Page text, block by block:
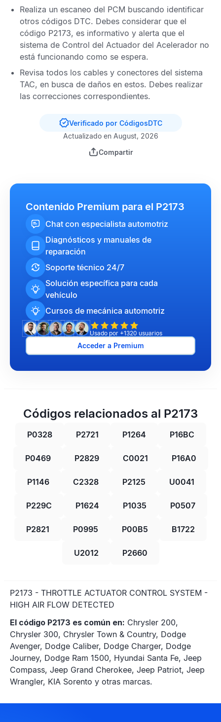
Realiza un escaneo del PCM buscando identificar
otros códigos DTC. Debes considerar que el
código P2173, es informativo y alerta que el
sistema de Control del Actuador del Acelerador no
está funcionando como se espera.
Revisa todos los cables y conectores del sistema
TAC, en busca de daños en estos. Debes realizar
las correcciones correspondientes.
Verificado por CódigosDTC
Actualizado en August, 2026
Compartir
Contenido Premium para el P2173
Chat con especialista automotriz
Diagnósticos y manuales de
reparación
Soporte técnico 24/7
Solución específica para cada
vehículo
Cursos de mecánica automotriz
Usado por +1320 usuarios
Acceder a Premium
Códigos relacionados al P2173
P0328 P2721 P1264 P16BC
P0469 P2829 C0021 P16A0
P1146 C2328 P2125 U0041
P229C P1624 P1035 P0507
P2821 P0995 P00B5 B1722
U2012 P2660
P2173 - THROTTLE ACTUATOR CONTROL SYSTEM -
HIGH AIR FLOW DETECTED
El código P2173 es común en: Chrysler 200,
Chrysler 300, Chrysler Town & Country, Dodge
Avenger, Dodge Caliber, Dodge Charger, Dodge
Journey, Dodge Ram 1500, Hyundai Santa Fe, Jeep
Compass, Jeep Grand Cherokee, Jeep Patriot, Jeep
Wrangler, KIA Sorento y otras marcas.